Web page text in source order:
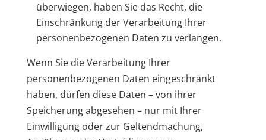
überwiegen, haben Sie das Recht, die
Einschränkung der Verarbeitung Ihrer
personenbezogenen Daten zu verlangen.
Wenn Sie die Verarbeitung Ihrer
personenbezogenen Daten eingeschränkt
haben, dürfen diese Daten – von ihrer
Speicherung abgesehen – nur mit Ihrer
Einwilligung oder zur Geltendmachung,